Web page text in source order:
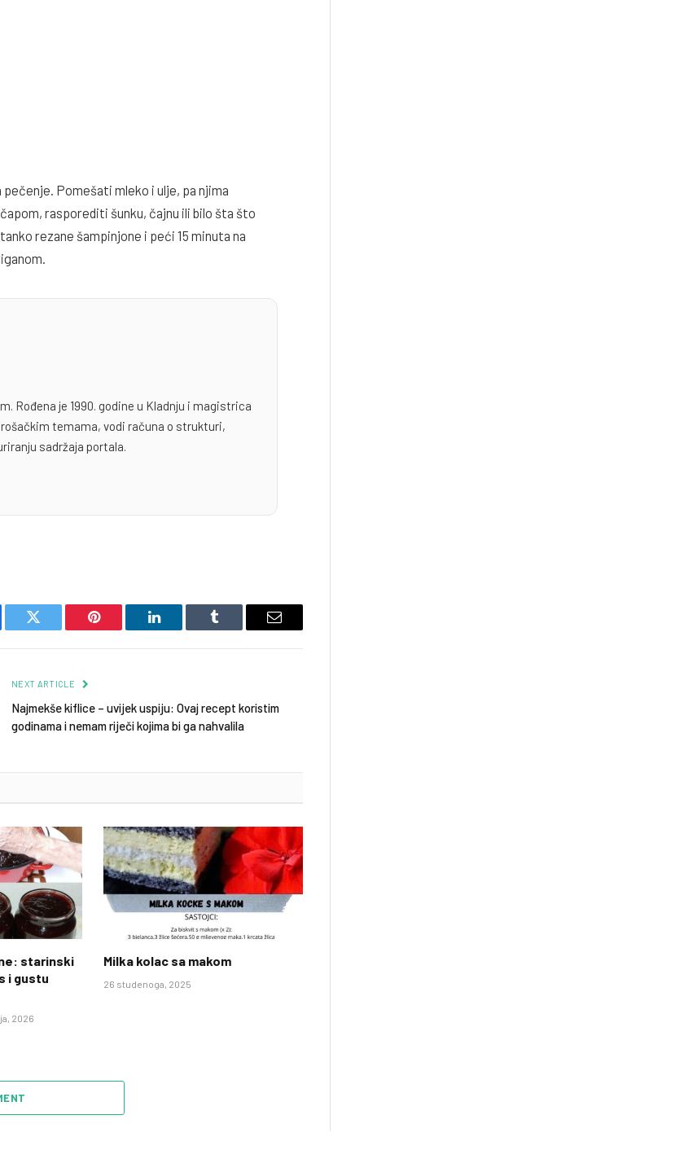
Pomešati mleko i ulje, pa njima
rasporediti šunku, čajnu ili bilo šta što
rezane šampinjone i peći 15 minuta na
Rođena je 1990. godine u Kladnju i magistrica
temama, vodi računa o strukturi,
sadržaja portala.
Twitter Pinterest LinkedIn Tumblr Email
NEXT ARTICLE
Najmekše kiflice – uvijek uspiju: Ovaj recept koristim
godinama i nemam riječi kojima bi ga nahvalila
starinski
i gustu
2026
Milka kolac sa makom
26 studenoga, 2025